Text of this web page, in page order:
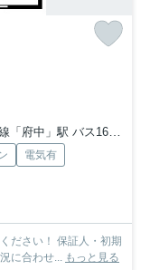
」駅 バス16分 京王バス「前原交番西」 停歩2分
電気有
証人・初期
に合わせ... もっと見る